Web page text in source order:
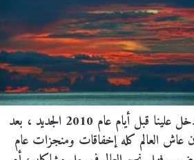
دخل علينا قبل أيام عام 2010 الجديد ، بعد
عاش العالم كله إخفاقات ومنجزات عام